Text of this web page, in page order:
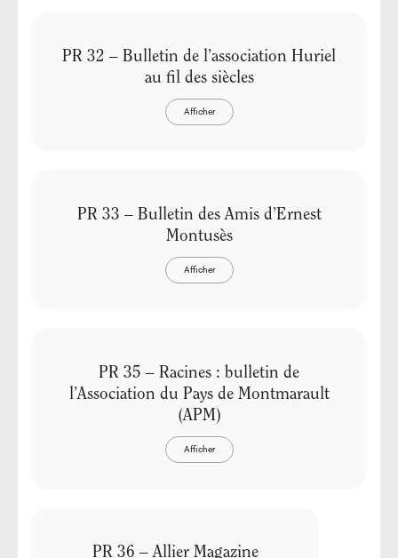
PR 32 – Bulletin de l’association Huriel
au fil des siècles
Afficher
PR 33 – Bulletin des Amis d’Ernest
Montusès
Afficher
PR 35 – Racines : bulletin de
l’Association du Pays de Montmarault
(APM)
Afficher
PR 36 – Allier Magazine